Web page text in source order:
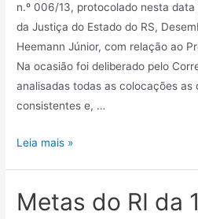
n.º 006/13, protocolado nesta
da Justiça do Estado do RS,
Heemann Júnior, com relação ao
Na ocasião foi deliberado pelo
analisadas todas as colocações as
consistentes e, …
Leia mais »
Metas do RI da